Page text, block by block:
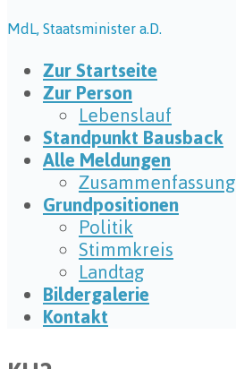
MdL, Staatsminister a.D.
Zur Startseite
Zur Person
Lebenslauf
Standpunkt Bausback
Alle Meldungen
Zusammenfassung
Grundpositionen
Politik
Stimmkreis
Landtag
Bildergalerie
Kontakt